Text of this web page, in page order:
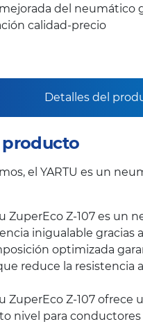
del neumático
calidad-precio
Detalles del
producto
el YARTU es un
ZuperEco Z-107 es un
inigualable
optimizada
reduce la
ZuperEco Z-107
nivel para